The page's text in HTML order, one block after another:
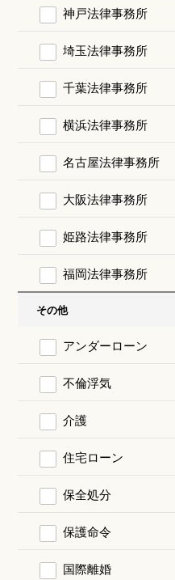
神戸法律事務所
埼玉法律事務所
千葉法律事務所
横浜法律事務所
名古屋法律事務所
大阪法律事務所
姫路法律事務所
福岡法律事務所
その他
アンダーローン
不倫浮気
介護
住宅ローン
保全処分
保護命令
国際離婚